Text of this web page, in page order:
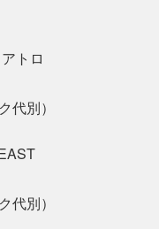
トロ
代別）
代別）